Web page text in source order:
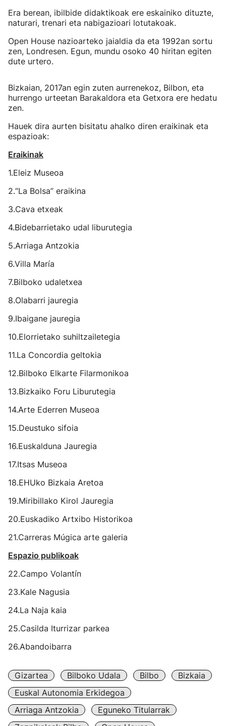
Era berean, ibilbide didaktikoak ere eskainiko dituzte,
naturari, trenari eta nabigazioari lotutakoak.
Open House nazioarteko jaialdia da eta 1992an sortu
zen, Londresen. Egun, mundu osoko 40 hiritan egiten
dute urtero.
Bizkaian, 2017an egin zuten aurrenekoz, Bilbon, eta
hurrengo urteetan Barakaldora eta Getxora ere hedatu
zen.
Hauek dira aurten bisitatu ahalko diren eraikinak eta
espazioak:
Eraikinak
1.Eleiz Museoa
2.“La Bolsa” eraikina
3.Cava etxeak
4.Bidebarrietako udal liburutegia
5.Arriaga Antzokia
6.Villa María
7.Bilboko udaletxea
8.Olabarri jauregia
9.Ibaigane jauregia
10.Elorrietako suhiltzailetegia
11.La Concordia geltokia
12.Bilboko Elkarte Filarmonikoa
13.Bizkaiko Foru Liburutegia
14.Arte Ederren Museoa
15.Deustuko sifoia
16.Euskalduna Jauregia
17.Itsas Museoa
18.EHUko Bizkaia Aretoa
19.Miribillako Kirol Jauregia
20.Euskadiko Artxibo Historikoa
21.Carreras Múgica arte galeria
Espazio publikoak
22.Campo Volantín
23.Kale Nagusia
24.La Naja kaia
25.Casilda Iturrizar parkea
26.Abandoibarra
Gizartea Bilboko Udala Bilbo
Bizkaia
Euskal Autonomia Erkidegoa
Arriaga Antzokia
Eguneko Titularrak